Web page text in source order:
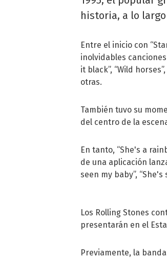
historia, a lo
Entre el inicio con
inolvidables
it black”, “Wild
otras.
También tuvo su
del centro de la
En tanto, “She's a
de una aplicación
seen my baby”,
Los Rolling Stones
presentarán en el
Previamente, la